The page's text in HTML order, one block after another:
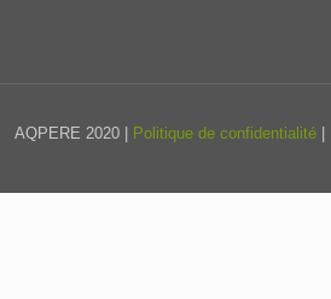
AQPERE 2020 | Politique de confidentialité